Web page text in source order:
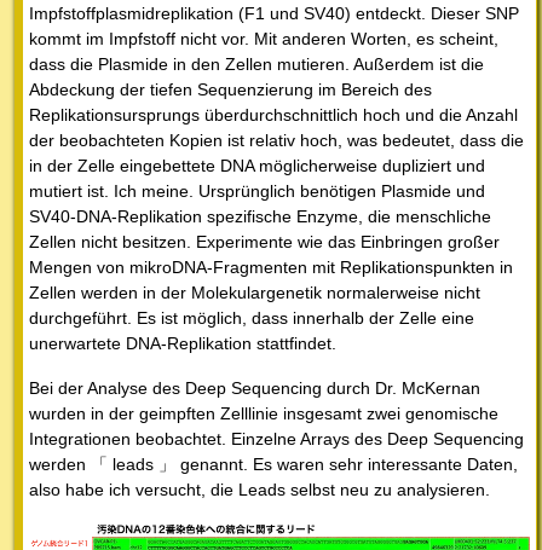
Impfstoffplasmidreplikation (F1 und SV40) entdeckt. Dieser SNP
kommt im Impfstoff nicht vor. Mit anderen Worten, es scheint,
dass die Plasmide in den Zellen mutieren. Außerdem ist die
Abdeckung der tiefen Sequenzierung im Bereich des
Replikationsursprungs überdurchschnittlich hoch und die Anzahl
der beobachteten Kopien ist relativ hoch, was bedeutet, dass die
in der Zelle eingebettete DNA möglicherweise dupliziert und
mutiert ist. Ich meine. Ursprünglich benötigen Plasmide und
SV40-DNA-Replikation spezifische Enzyme, die menschliche
Zellen nicht besitzen. Experimente wie das Einbringen großer
Mengen von mikroDNA-Fragmenten mit Replikationspunkten in
Zellen werden in der Molekulargenetik normalerweise nicht
durchgeführt. Es ist möglich, dass innerhalb der Zelle eine
unerwartete DNA-Replikation stattfindet.
Bei der Analyse des Deep Sequencing durch Dr. McKernan
wurden in der geimpften Zelllinie insgesamt zwei genomische
Integrationen beobachtet. Einzelne Arrays des Deep Sequencing
werden 「 leads 」 genannt. Es waren sehr interessante Daten,
also habe ich versucht, die Leads selbst neu zu analysieren.